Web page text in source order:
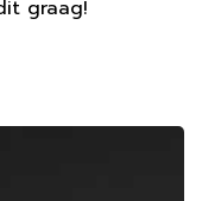
graag!